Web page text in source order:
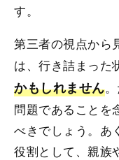
す。
第三者の視点から
は、行き詰まった
かもしれません
問題であることを
べきでしょう。あ
役割として、親族